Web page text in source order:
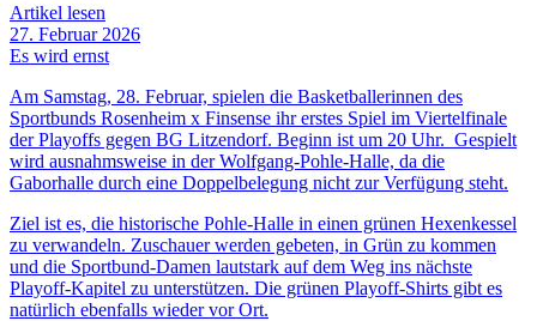
Artikel lesen
27. Februar 2026
Es wird ernst
Am Samstag, 28. Februar, spielen die Basketballerinnen des
Sportbunds Rosenheim x Finsense ihr erstes Spiel im Viertelfinale
der Playoffs gegen BG Litzendorf. Beginn ist um 20 Uhr. Gespielt
wird ausnahmsweise in der Wolfgang-Pohle-Halle, da die
Gaborhalle durch eine Doppelbelegung nicht zur Verfügung steht.
Ziel ist es, die historische Pohle-Halle in einen grünen Hexenkessel
zu verwandeln. Zuschauer werden gebeten, in Grün zu kommen
und die Sportbund-Damen lautstark auf dem Weg ins nächste
Playoff-Kapitel zu unterstützen. Die grünen Playoff-Shirts gibt es
natürlich ebenfalls wieder vor Ort.